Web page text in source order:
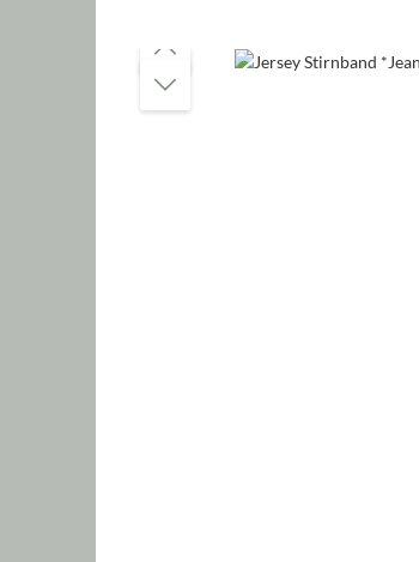
Bildergalerie überspringen